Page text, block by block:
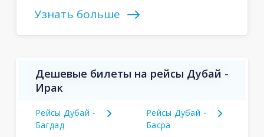
Узнать больше
Дешевые билеты на рейсы Дубай -
Ирак
Рейсы Дубай -
Багдад
Рейсы Дубай -
Басра